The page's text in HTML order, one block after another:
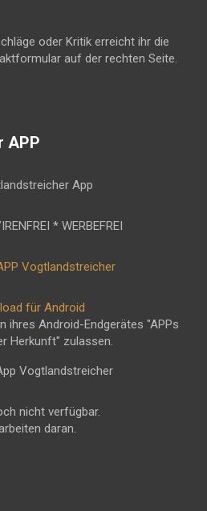
oder Kritik erreicht ihr die
auf der rechten Seite.
APP
* WERBEFREI
für Android
ihres Android-Endgerätes "APPs
Herkunft" zulassen.
nicht verfügbar.
daran.